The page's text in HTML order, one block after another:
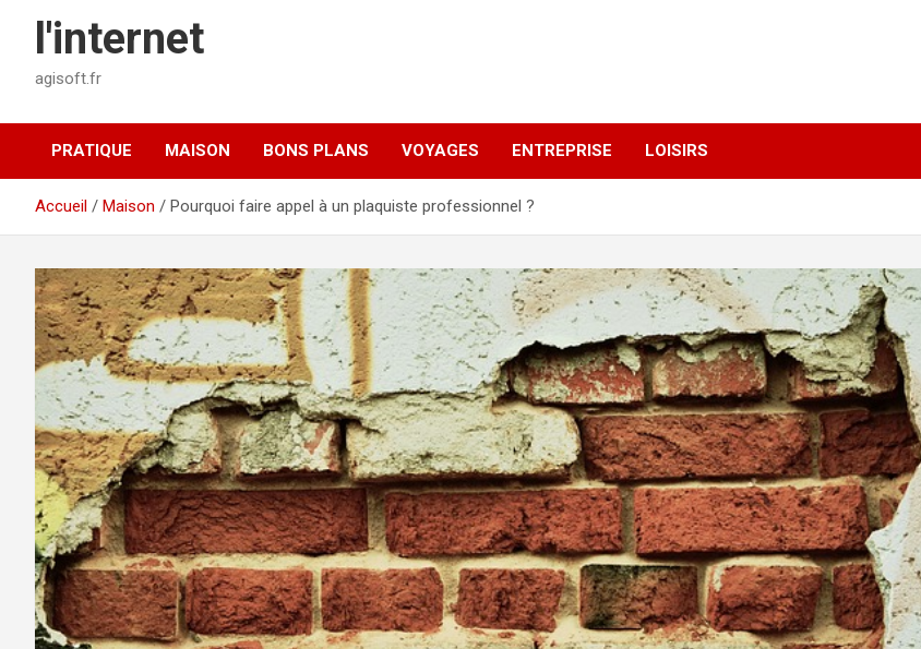
l'internet
agisoft.fr
PRATIQUE MAISON BONS PLANS VOYAGES ENTREPRISE LOISIRS
Accueil Maison Pourquoi faire appel à un plaquiste professionnel ?